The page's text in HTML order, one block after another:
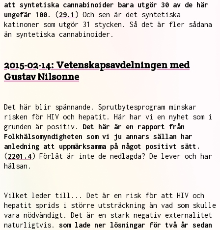
att syntetiska cannabinoider bara utgör 30 av de här
ungefär 100.
(29.1 ) Och sen är det syntetiska
katinoner som utgör 31 stycken. Så det är fler sådana
än syntetiska cannabinoider.
2015-02-14: Vetenskapsavdelningen med
Gustav Nilsonne
Det här blir spännande. Sprutbytesprogram minskar
risken för HIV och hepatit. Här har vi en nyhet som i
grunden är positiv. Det här är en rapport från
Folkhälsomyndigheten som vi ju annars sällan har
anledning att uppmärksamma på något positivt sätt.
(2201.4) Förlåt är inte de nedlagda? De lever och har
hälsan.
Vilket leder till... Det är en risk för att HIV och
hepatit sprids i större utsträckning än vad som skulle
vara nödvändigt. Det är en stark negativ externalitet
naturligtvis. som lade ner lösningar för två år sedan